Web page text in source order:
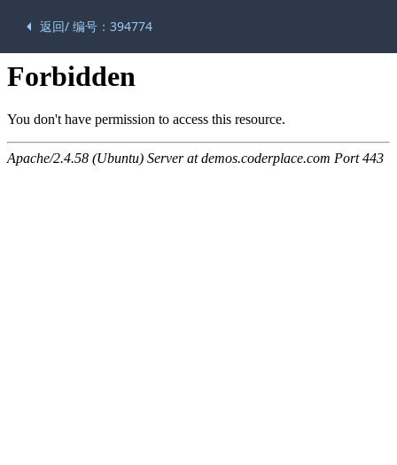
返回/ 编号：394774